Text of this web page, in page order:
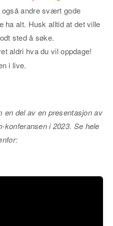
andre svært gode
ha alt. Husk alltid at det ville
sted å søke.
aldri hva du vil oppdage!
i live.
en del av en presentasjon av
konferansen i 2023. Se hele